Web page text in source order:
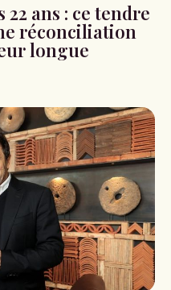
22 ans : ce tendre
réconciliation
longue